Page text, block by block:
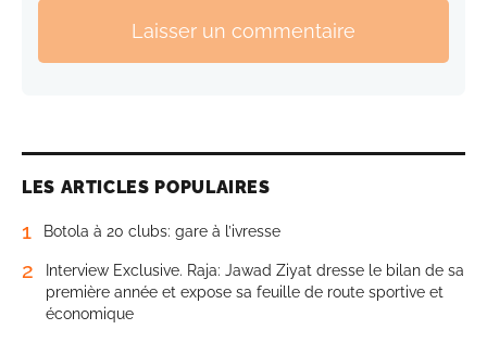
Laisser un commentaire
LES ARTICLES POPULAIRES
1 Botola à 20 clubs: gare à l’ivresse
2
Interview Exclusive. Raja: Jawad Ziyat dresse le bilan de sa
première année et expose sa feuille de route sportive et
économique